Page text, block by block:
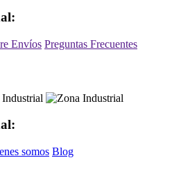
Envíos Preguntas Frecuentes
somos Blog